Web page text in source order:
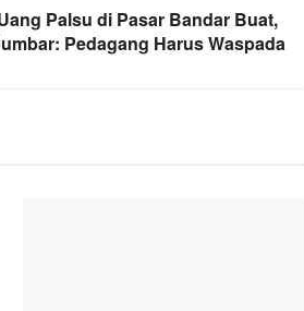
Palsu di Pasar Bandar Buat,
Pedagang Harus Waspada